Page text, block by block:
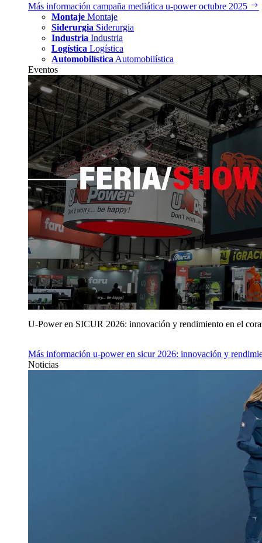
Más información campaña mediática u‑power octubre 2025
Montaje Montaje
Siderurgia Siderurgia
Industria Industria
Logística Logística
Automobilística Automobilística
Eventos
U‑Power en SICUR 2026: innovación y rendimiento en el
Más información u‑power en sicur 2026: innovación y
Noticias